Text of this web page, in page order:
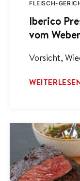
FLEISCH-
Iberico
vom
Vorsicht,